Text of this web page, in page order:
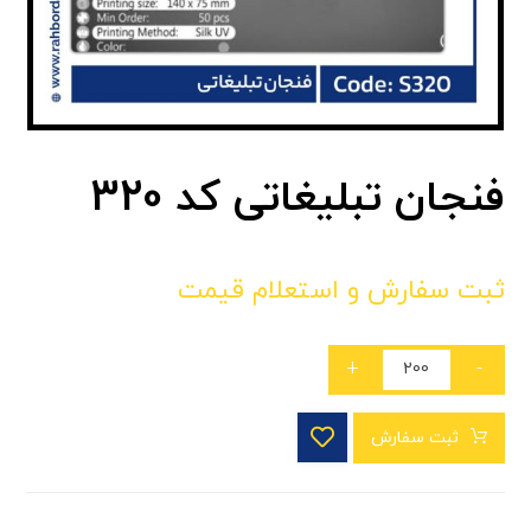
فنجان تبلیغاتی کد 320
ثبت سفارش و استعلام قیمت
-
+
ثبت سفارش